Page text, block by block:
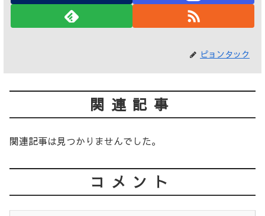
ピョンタック
関連記事
関連記事は見つかりませんでした。
コメント